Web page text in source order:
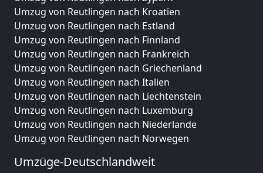
Umzug von Reutlingen nach Kroatien
Umzug von Reutlingen nach Estland
Umzug von Reutlingen nach Finnland
Umzug von Reutlingen nach Frankreich
Umzug von Reutlingen nach Griechenland
Umzug von Reutlingen nach Italien
Umzug von Reutlingen nach Liechtenstein
Umzug von Reutlingen nach Luxemburg
Umzug von Reutlingen nach Niederlande
Umzug von Reutlingen nach Norwegen
Umzüge-Deutschlandweit